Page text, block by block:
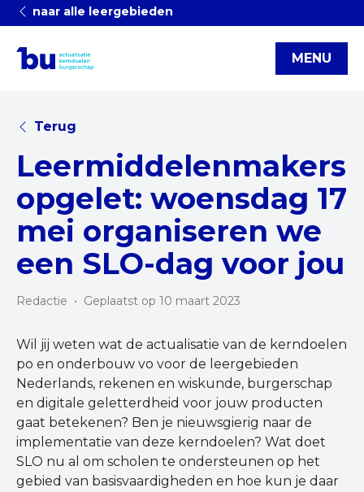
naar alle leergebieden
MENU
Terug
Leermiddelenmakers
opgelet: woensdag 17
mei organiseren we
een SLO-dag voor jou
Redactie • Geplaatst op 10 maart 2023
Wil jij weten wat de actualisatie van de kerndoelen
po en onderbouw vo voor de leergebieden
Nederlands, rekenen en wiskunde, burgerschap
en digitale geletterdheid voor jouw producten
gaat betekenen? Ben je nieuwsgierig naar de
implementatie van deze kerndoelen? Wat doet
SLO nu al om scholen te ondersteunen op het
gebied van basisvaardigheden en hoe kun je daar